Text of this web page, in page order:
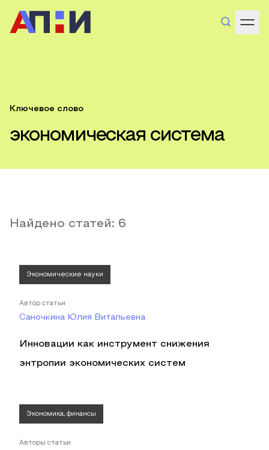
Ключевое слово
экономическая система
Найдено статей: 6
Экономические науки
Автор статьи
Саночкина Юлия Витальевна
Инновации как инструмент снижения
энтропии экономических систем
Экономика, финансы
Авторы статьи